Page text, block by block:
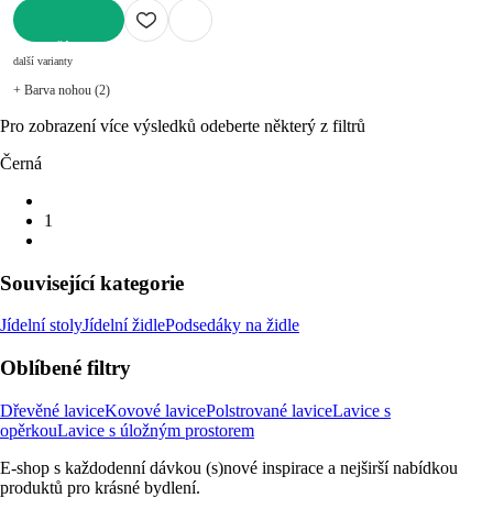
další varianty
+ Barva nohou (2)
Pro zobrazení více výsledků odeberte některý z filtrů
Černá
1
Související kategorie
Jídelní stolyJídelní židlePodsedáky na židle
Oblíbené filtry
Dřevěné laviceKovové lavicePolstrované laviceLavice s
opěrkouLavice s úložným prostorem
E-shop s každodenní dávkou (s)nové inspirace a nejširší nabídkou
produktů pro krásné bydlení.